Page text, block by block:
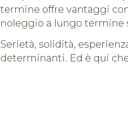
termine offre vantaggi
noleggio a lungo termine
Serietà, solidità,
determinanti. Ed è qui